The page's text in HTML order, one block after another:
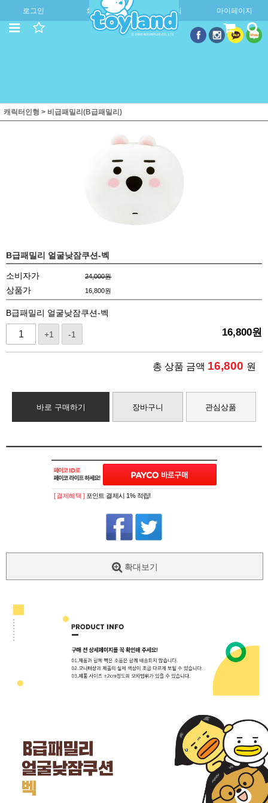
로그인 회원가입 주문조회 마이페이지
캐릭터인형 > 비급패밀리(B급패밀리)
B급패밀리 얼굴낮잠쿠션-벡
소비자가 24,000원
상품가 16,800원
B급패밀리 얼굴낮잠쿠션-벡
+1 -1 16,800원
총 상품 금액 16,800 원
바로 구매하기 장바구니 관심상품
페이코 ID로
[ 결제혜택 ] 포인트 결제시 1% 적립!
확대보기